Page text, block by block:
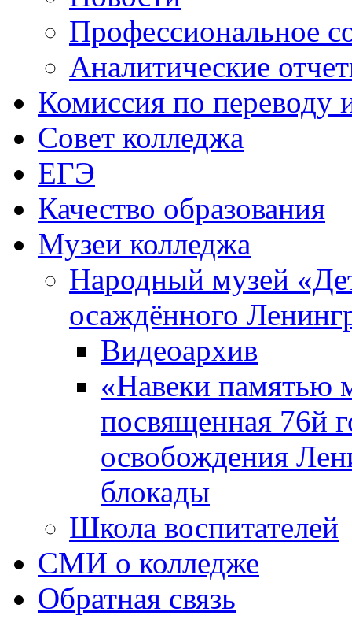
Профессиональное
Аналитические
Комиссия по переводу
Совет колледжа
ЕГЭ
Качество образования
Музеи колледжа
Народный музей
осаждённого
Видеоархив
«Навеки памятью
посвященная 76й
освобождения
блокады
Школа воспитателей
СМИ о колледже
Обратная связь